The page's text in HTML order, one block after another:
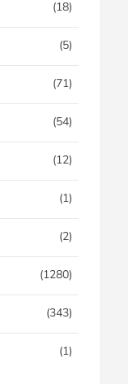
(18)
(5)
(71)
(54)
(12)
(1)
(2)
(1280)
(343)
(1)